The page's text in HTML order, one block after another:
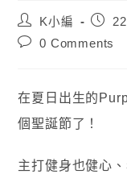
K小編
0 Comments
在夏日出生的
個聖誕節了！
主打健身也健心